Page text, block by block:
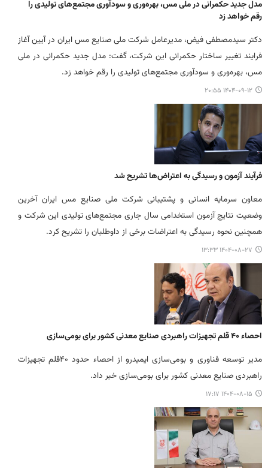
مدل جدید حکمرانی در ملی مس، بهره‌وری و سودآوری مجتمع‌های تولیدی را
رقم خواهد زد
دکتر سیدمصطفی فیض، مدیرعامل شرکت ملی صنایع مس ایران در آیین آغاز
فرایند تغییر ساختار حکمرانی این شرکت، گفت: مدل جدید حکمرانی در ملی
مس، بهره‌وری و سودآوری مجتمع‌های تولیدی را رقم خواهد زد.
۱۴۰۴-۰۹-۱۲ ۲۰:۵۵
فرآیند آزمون و رسیدگی به اعتراض‌ها تشریح شد
معاون سرمایه انسانی و پشتیبانی شرکت ملی صنایع مس ایران آخرین
وضعیت نتایج آزمون استخدامی سال جاری مجتمع‌های تولیدی این شرکت و
همچنین نحوه رسیدگی به اعتراضات برخی از داوطلبان را تشریح کرد.
۱۴۰۴-۰۸-۲۷ ۱۳:۳۳
احصاء ۴۰‌ قلم تجهیزات راهبردی صنایع معدنی کشور برای بومی‌سازی
مدیر توسعه فناوری و بومی‌سازی ایمیدرو از احصاء حدود ۴۰‌قلم تجهیزات
راهبردی صنایع معدنی کشور برای بومی‌سازی خبر داد.
۱۴۰۴-۰۸-۱۵ ۱۷:۱۷